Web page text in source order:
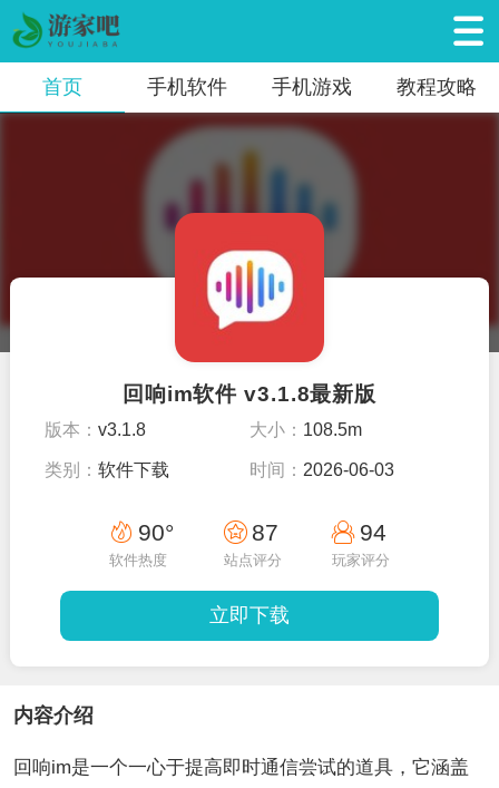
首页 手机软件 手机游戏 教程攻略
回响im软件 v3.1.8最新版
版本：v3.1.8 大小： 108.5m
类别：软件下载 时间： 2026-06-03
90°
软件热度
87
站点评分
94
玩家评分
立即下载
内容介绍
回响im是一个一心于提高即时通信尝试的道具，它涵盖